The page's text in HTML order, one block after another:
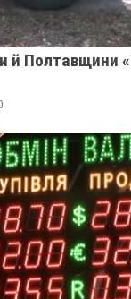
й Полтавщини